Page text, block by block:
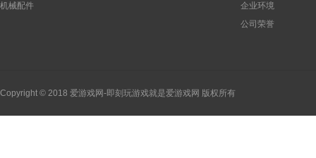
机械配件
企业环境
公司荣誉
Copyright © 2018 爱游戏网-即刻玩游戏就是爱游戏网 版权所有